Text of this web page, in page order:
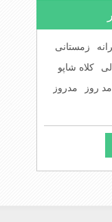
زمستانی
کلاه شاپو
مد روز
مدروز